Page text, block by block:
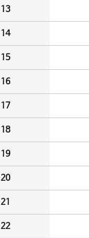
13
14
15
16
17
18
19
20
21
22